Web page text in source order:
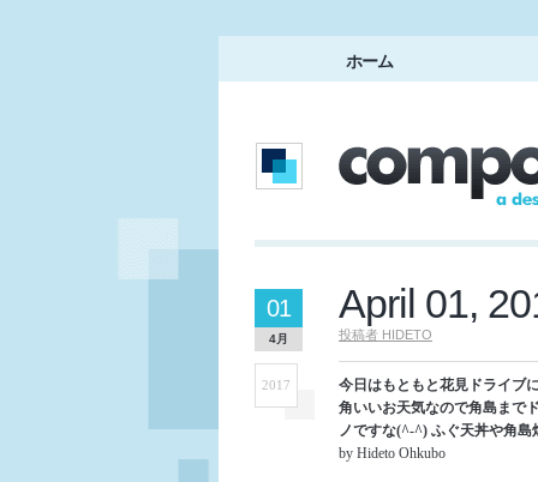
ホーム
April 01,
投稿者 HIDETO
01
4月
2017
今日はもともと花見ドライブ
角いいお天気なので角島まで
ノですな(^-^) ふぐ天丼や角島
by Hideto Ohkubo